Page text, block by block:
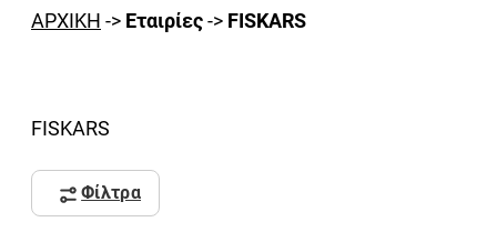
ΑΡΧΙΚΗ -> Εταιρίες-> FISKARS
FISKARS
Φίλτρα